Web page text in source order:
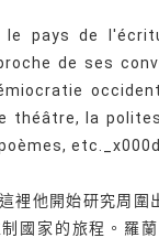
le pays de
de ses
théâtre, la
裡他開始研究周圍
國家的旅程。羅